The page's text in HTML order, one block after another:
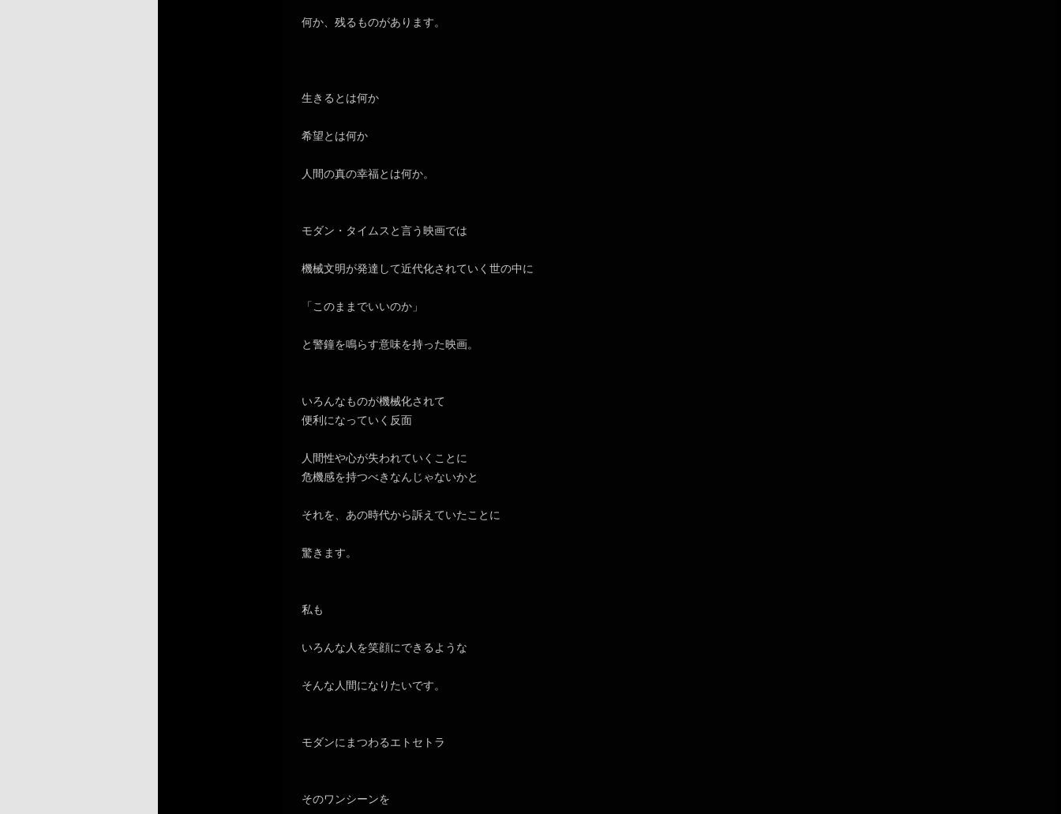
何か、残るものがあります。
生きるとは何か
希望とは何か
人間の真の幸福とは何か。
モダン・タイムスと言う映画では
機械文明が発達して近代化されていく世の中に
「このままでいいのか」
と警鐘を鳴らす意味を持った映画。
いろんなものが機械化されて
便利になっていく反面
人間性や心が失われていくことに
危機感を持つべきなんじゃないかと
それを、あの時代から訴えていたことに
驚きます。
私も
いろんな人を笑顔にできるような
そんな人間になりたいです。
モダンにまつわるエトセトラ
そのワンシーンを